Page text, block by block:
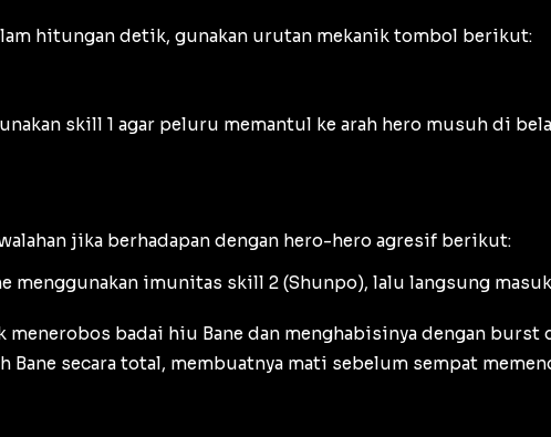
hitungan detik, gunakan urutan mekanik tombol berikut:
skill 1 agar peluru memantul ke arah hero musuh di
jika berhadapan dengan hero-hero agresif berikut:
menggunakan imunitas skill 2 (Shunpo), lalu langsung
menerobos badai hiu Bane dan menghabisinya dengan burst
secara total, membuatnya mati sebelum sempat